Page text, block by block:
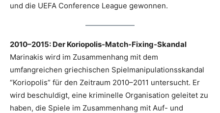
und die UEFA Conference League gewonnen.
2010–2015: Der Koriopolis-Match-Fixing-Skandal
Marinakis wird im Zusammenhang mit dem
umfangreichen griechischen Spielmanipulationsskandal
“Koriopolis” für den Zeitraum 2010–2011 untersucht. Er
wird beschuldigt, eine kriminelle Organisation geleitet zu
haben, die Spiele im Zusammenhang mit Auf- und